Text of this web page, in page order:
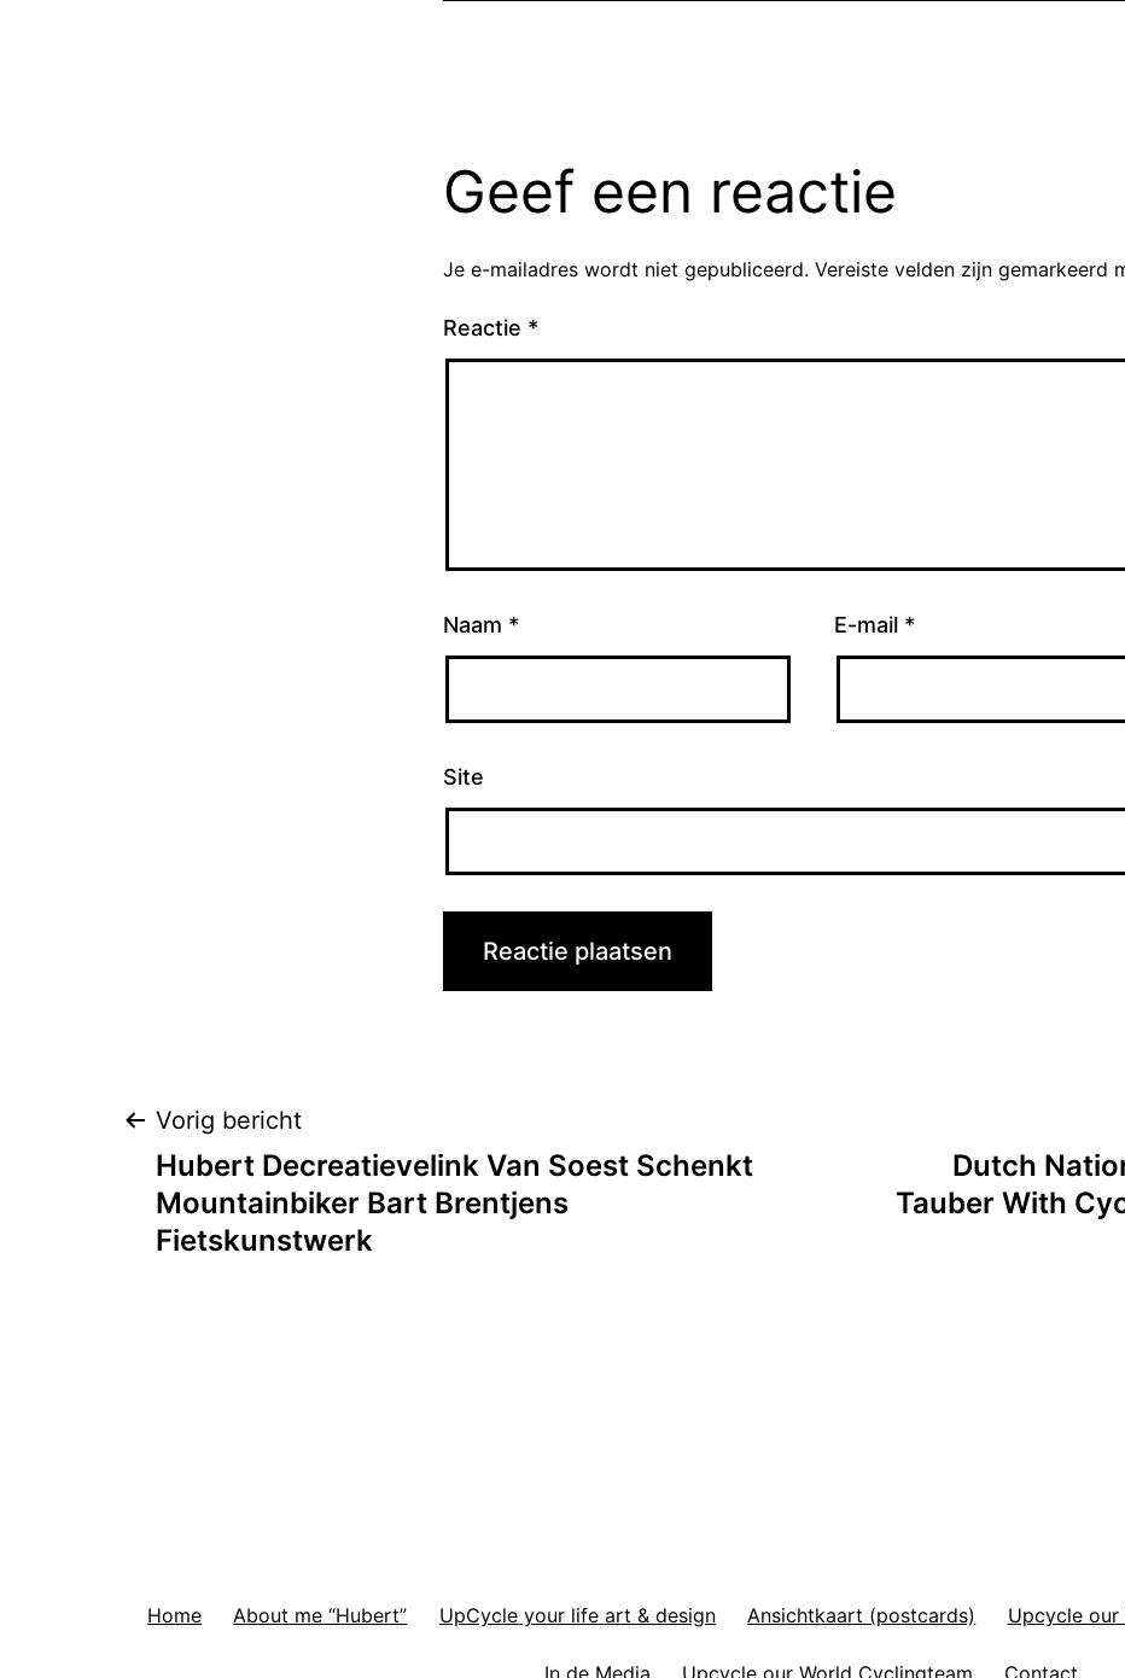
Geef een reactie
Je e-mailadres wordt niet gepubliceerd. Vereiste velden zijn gemarkeerd
Reactie *
Naam * E-mail *
Site
Bericht
navigatie
Vorig bericht
Hubert Decreatievelink Van Soest Schenkt
Mountainbiker Bart Brentjens
Fietskunstwerk
Dutch
Tauber With
Home About me “Hubert” UpCycle your life art & design Ansichtkaart (postcards) Upcycle
In de Media Upcycle our World Cyclingteam Contact